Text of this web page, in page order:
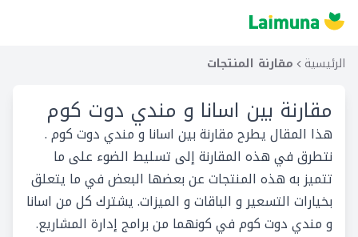
الرئيسية مقارنة المنتجات
مقارنة بين اسانا و مندي دوت كوم
هذا المقال يطرح مقارنة بين اسانا و مندي دوت كوم .
نتطرق في هذه المقارنة إلى تسليط الضوء على ما
تتميز به هذه المنتجات عن بعضها البعض في ما يتعلق
بخيارات التسعير و الباقات و الميزات. يشترك كل من اسانا
و مندي دوت كوم في كونهما من برامج إدارة المشاريع.